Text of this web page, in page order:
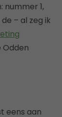
nummer 1,
– al zeg ik
Odden
eens aan